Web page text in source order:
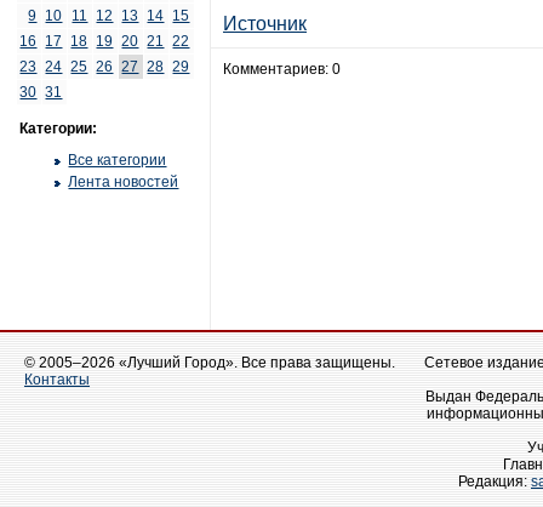
9 10 11 12 13 14 15
16
17 18 19 20 21
22
23 24 25 26 27 28 29
30 31
Категории:
Все категории
Лента новостей
Источник
Комментариев: 0
© 2005–2026 «Лучший Город». Все права защищены.
Контакты
Сетевое
Выдан
Редакция: